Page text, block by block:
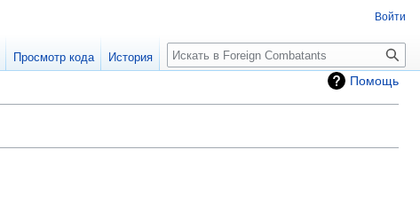
Помощь
Войти
Просмотр кода История